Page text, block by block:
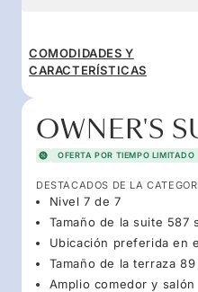
COMODIDADES Y
CARACTERÍSTICAS
OWNER'S
OFERTA POR TIEMPO LIMITADO
DESTACADOS DE LA
Nivel 7 de 7
Tamaño de la suite 587
Ubicación preferida en
Tamaño de la terraza
Amplio comedor y salón